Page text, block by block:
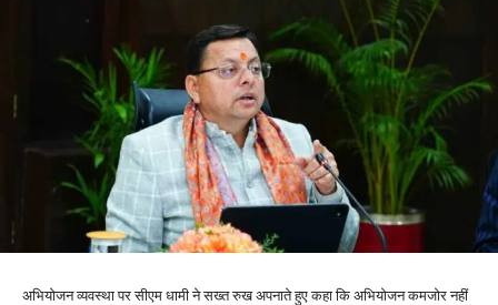
अभियोजन व्यवस्था पर सीएम धामी ने सख्त रुख अपनाते हुए कहा कि अभियोजन कमजोर नहीं